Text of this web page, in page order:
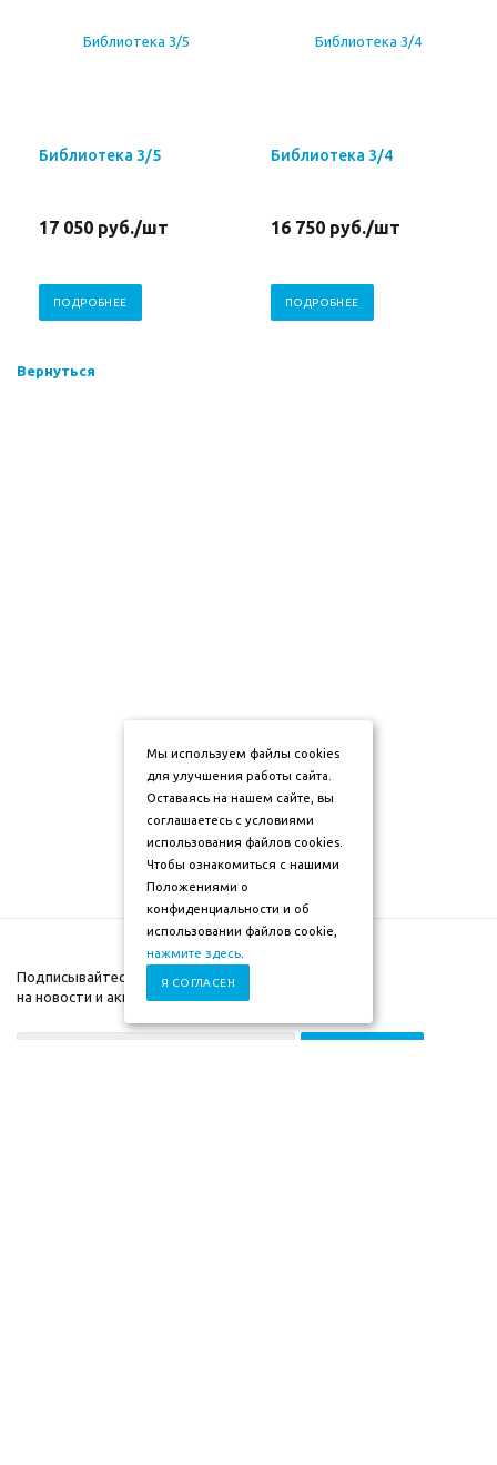
Библиотека 3/5
17 050 руб./шт
ПОДРОБНЕЕ
Библиотека 3/4
16 750 руб./шт
ПОДРОБНЕЕ
Вернуться
Подписывайтесь
на новости и акции
Мы используем файлы cookies
для улучшения работы сайта.
Оставаясь на нашем сайте, вы
соглашаетесь с условиями
использования файлов cookies.
Чтобы ознакомиться с нашими
Положениями о
конфиденциальности и об
использовании файлов cookie,
нажмите здесь
Я СОГЛАСЕН